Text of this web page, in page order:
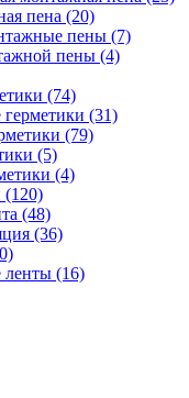
пена (20)
пены (7)
пены (4)
(74)
(31)
(79)
(5)
(4)
(120)
(48)
(36)
ленты (16)